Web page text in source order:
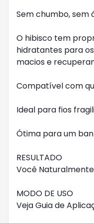
Sem chumbo, sem
O hibisco tem
hidratantes para
macios e
Compatível com
Ideal para fios
Ótima para um
RESULTADO
Você
MODO DE USO
Veja Guia de